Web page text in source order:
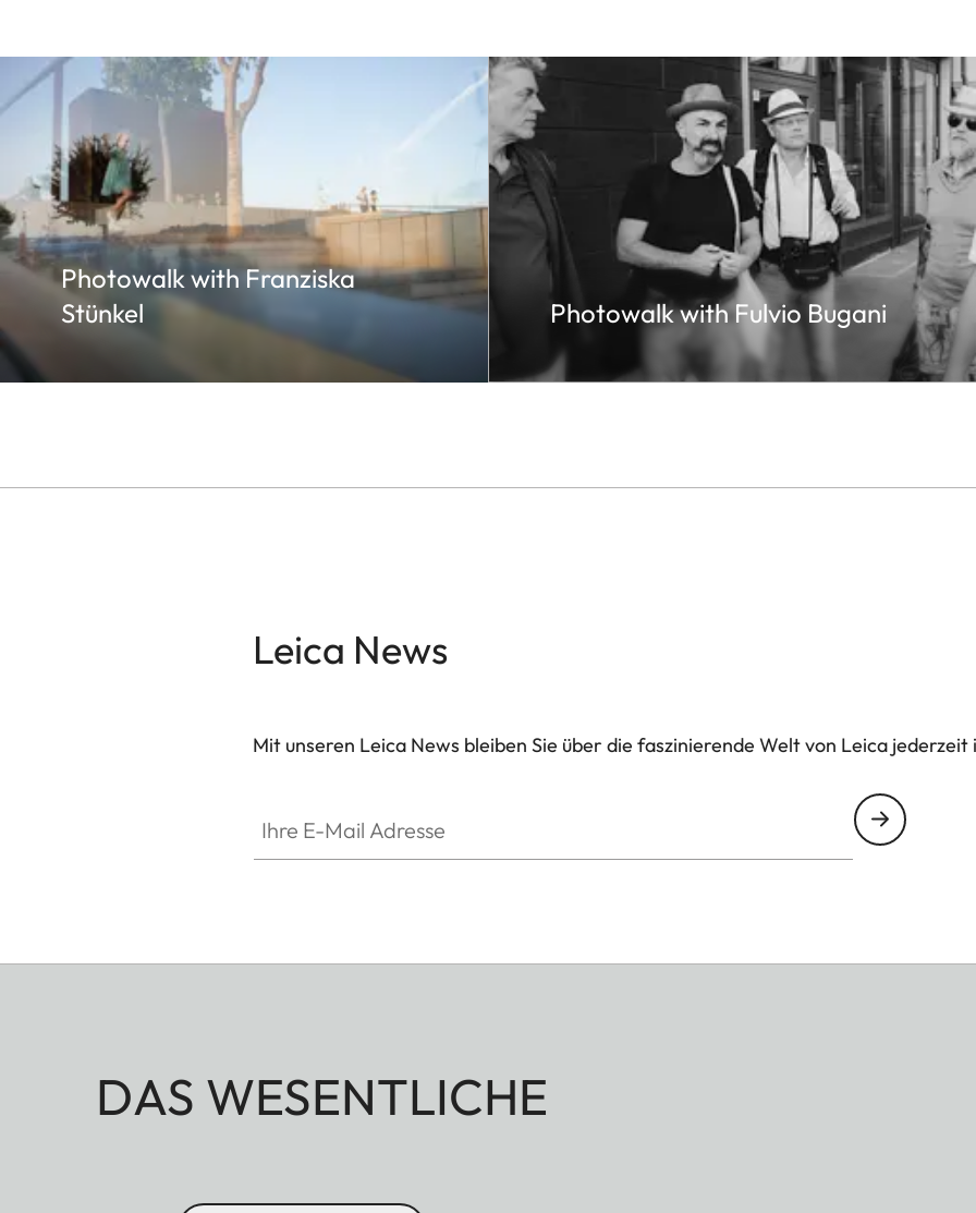
Photowalk with Franziska
Stünkel
Photowalk with Fulvio Bugani
Leica News
Mit unseren Leica News bleiben Sie über die faszinierende Welt von Leica
DAS WESENTLICHE